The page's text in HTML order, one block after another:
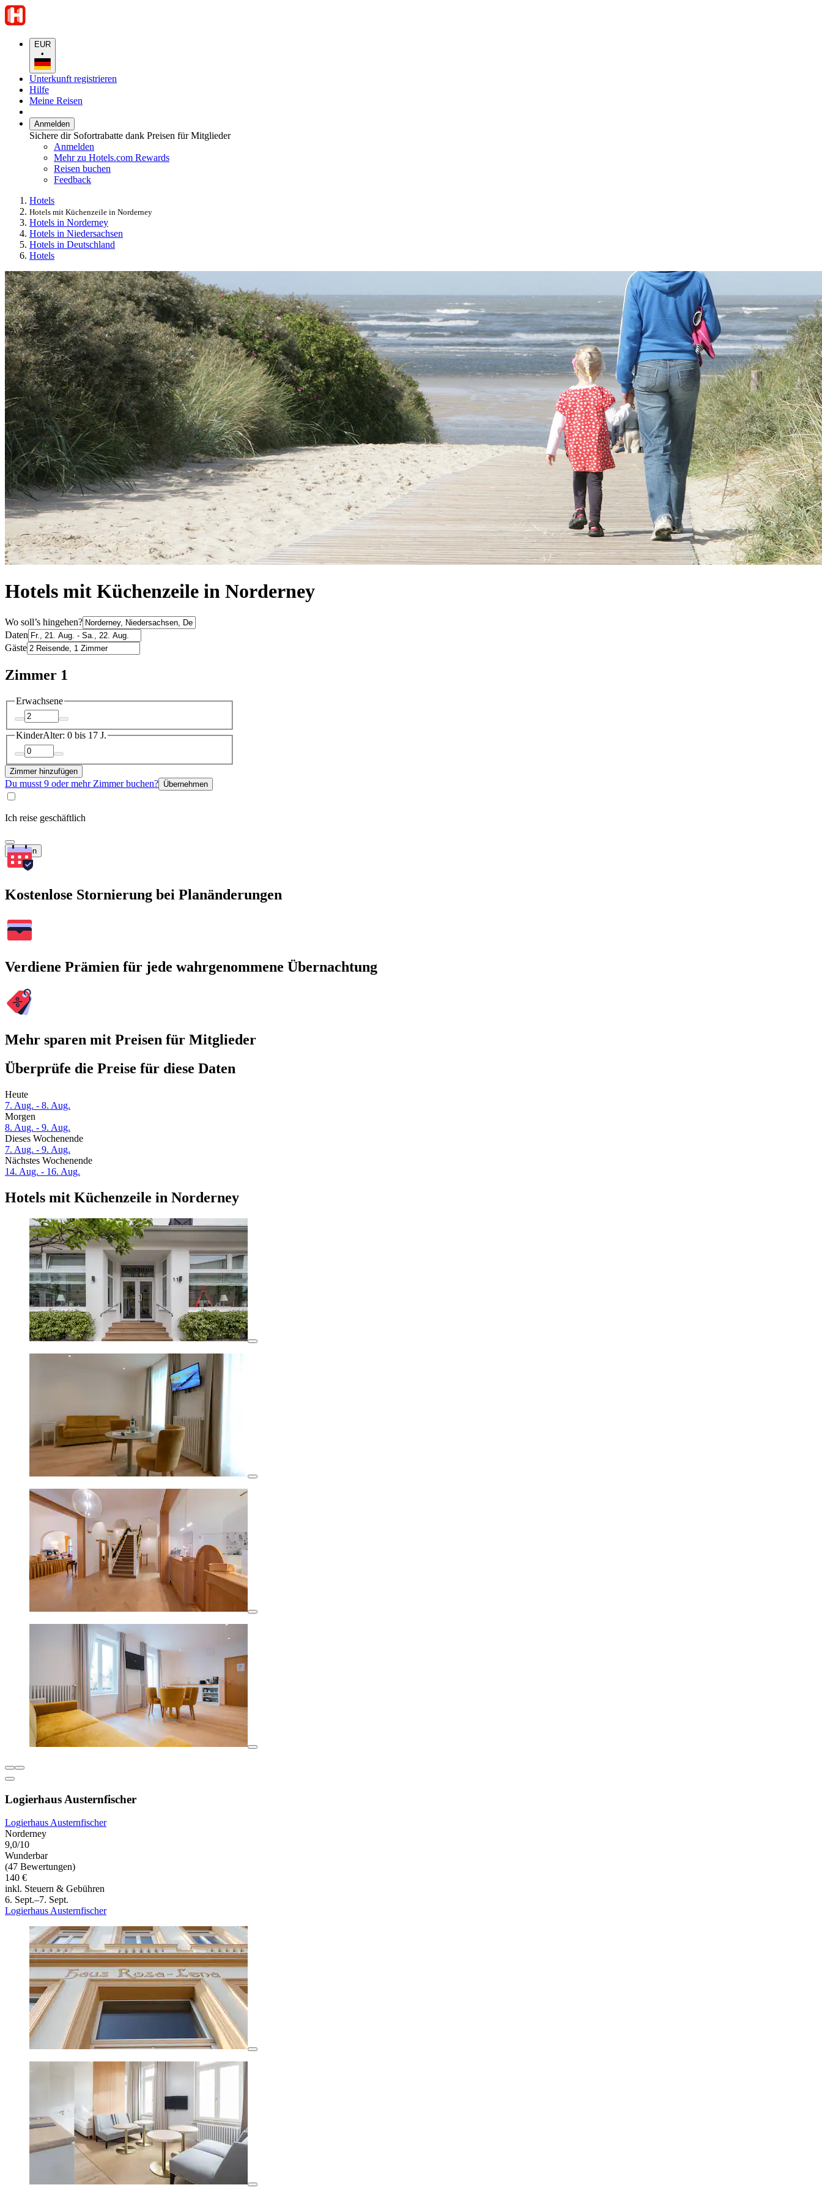
EUR
•
Unterkunft registrieren
Hilfe
Meine Reisen
Anmelden
Sichere dir Sofortrabatte dank Preisen für Mitglieder
Anmelden
Mehr zu Hotels.com Rewards
Reisen buchen
Feedback
Hotels
Hotels mit Küchenzeile in Norderney
Hotels in Norderney
Hotels in Niedersachsen
Hotels in Deutschland
Hotels
Hotels mit Küchenzeile in Norderney
Wo soll’s hingehen?
Daten
Gäste
Zimmer 1
Erwachsene
KinderAlter: 0 bis 17 J.
Zimmer hinzufügen
Du musst 9 oder mehr Zimmer buchen? Übernehmen
Ich reise geschäftlich
Suchen
Kostenlose Stornierung bei Planänderungen
Verdiene Prämien für jede wahrgenommene Übernachtung
Mehr sparen mit Preisen für Mitglieder
Überprüfe die Preise für diese Daten
Heute
7. Aug. - 8. Aug.
Morgen
8. Aug. - 9. Aug.
Dieses Wochenende
7. Aug. - 9. Aug.
Nächstes Wochenende
14. Aug. - 16. Aug.
Hotels mit Küchenzeile in Norderney
Logierhaus Austernfischer
Logierhaus Austernfischer
Norderney
9,0/10
Wunderbar
(47 Bewertungen)
140 €
inkl. Steuern & Gebühren
6. Sept.–7. Sept.
Logierhaus Austernfischer